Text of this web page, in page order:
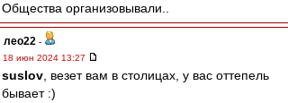
Общества организовывали..
лео22 -
18 июн 2024 13:27
suslov , везет вам в столицах, у вас оттепель
бывает :)